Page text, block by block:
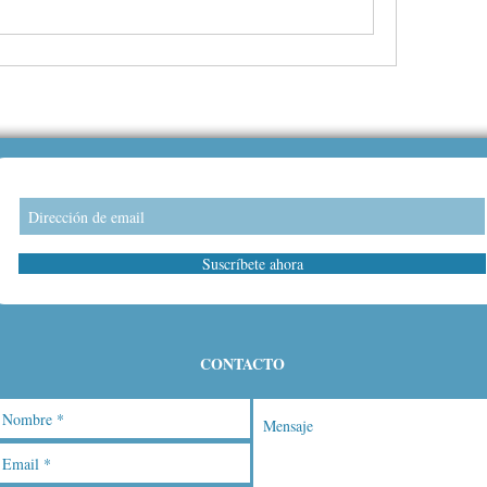
Suscríbete ahora
CONTACTO